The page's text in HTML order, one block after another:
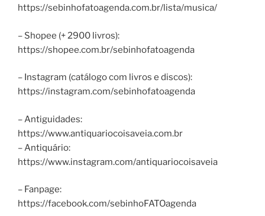
https://sebinhofatoagenda.com.br/lista/musica/
– Shopee (+ 2900 livros):
https://shopee.com.br/sebinhofatoagenda
– Instagram (catálogo com livros e discos):
https://instagram.com/sebinhofatoagenda
– Antiguidades:
https://www.antiquariocoisaveia.com.br
– Antiquário:
https://www.instagram.com/antiquariocoisaveia
– Fanpage:
https://facebook.com/sebinhoFATOagenda